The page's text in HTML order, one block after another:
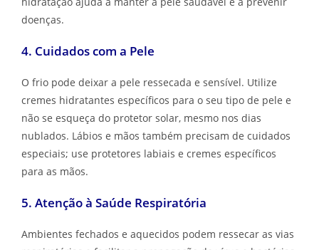
litros de água por dia, mesmo que não sinta tanta sede. A
hidratação ajuda a manter a pele saudável e a prevenir
doenças.
4. Cuidados com a Pele
O frio pode deixar a pele ressecada e sensível. Utilize
cremes hidratantes específicos para o seu tipo de pele e
não se esqueça do protetor solar, mesmo nos dias
nublados. Lábios e mãos também precisam de cuidados
especiais; use protetores labiais e cremes específicos
para as mãos.
5. Atenção à Saúde Respiratória